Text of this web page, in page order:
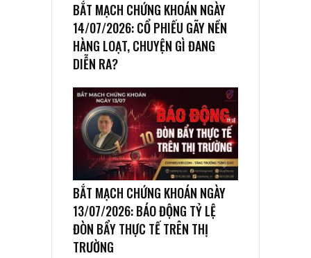
BẮT MẠCH CHỨNG KHOÁN NGÀY
14/07/2026: CỔ PHIẾU GÃY NỀN
HÀNG LOẠT, CHUYỆN GÌ ĐANG
DIỄN RA?
BẮT MẠCH CHỨNG KHOÁN NGÀY
13/07/2026: BÁO ĐỘNG TỶ LỆ
ĐÒN BẨY THỰC TẾ TRÊN THỊ
TRƯỜNG